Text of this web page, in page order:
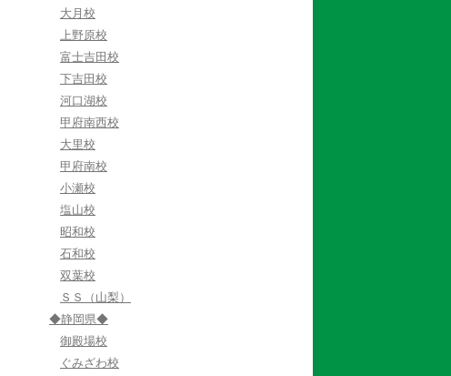
大月校
上野原校
富士吉田校
下吉田校
河口湖校
甲府南西校
大里校
甲府南校
小瀬校
塩山校
昭和校
石和校
双葉校
ＳＳ（山梨）
◆静岡県◆
御殿場校
ぐみざわ校